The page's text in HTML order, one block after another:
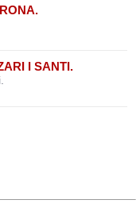
I SANTI.